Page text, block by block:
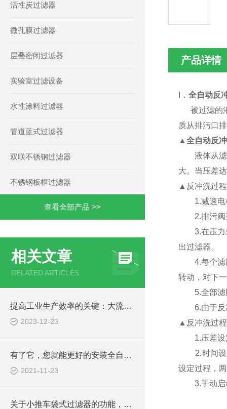
活性炭过滤器
微孔膜过滤器
层叠密闭过滤器
实验室过滤设备
水性涂料过滤器
管道蓝式过滤器
双联不锈钢过滤器
不锈钢板框过滤器
查看全部产品 >>
相关文章
RELATED ARTICLES
提高工业生产效率的关键：大流量滤芯式过滤器的应用
2023-12-23
有了它，您就能更好的安装全自动反冲洗过滤器
2021-11-23
关于小推车袋式过滤器的功能，以下有详细说明
产品详情
I． 全自动反
被过滤的液
质从排污口
▲ 全自动反
液体从滤网
大。当压差
▲反冲洗过
1.减速电机
2.排污阀开
3.在压力差
出过滤器。
4.每个滤网
转动，对下
5.全部滤网
6.由于反冲
▲反冲洗过
1.压差设定
2.时间设定
设定过程，
3.手动启动